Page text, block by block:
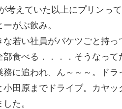
考えていた以上にプリンって
がぶ飲み。
若い社員がバケツごと持っ
食べる．．．．そうなって
務に追われ、ん～～～。ド
田原までドライブ。カヤ
た。